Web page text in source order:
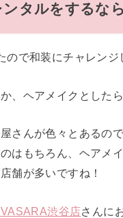
ンタルをするな
ので和装にチャレンジ
か、ヘアメイクとした
さんが色々とあるので
はもちろん、ヘアメ
舗が多いですね！
渋谷店さんに